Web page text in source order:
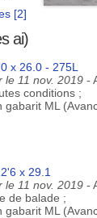
[2]
ai)
x 26.0 - 275L
le 11 nov. 2019 -
conditions ;
gabarit ML
x 29.1
le 11 nov. 2019 -
de balade ;
gabarit ML